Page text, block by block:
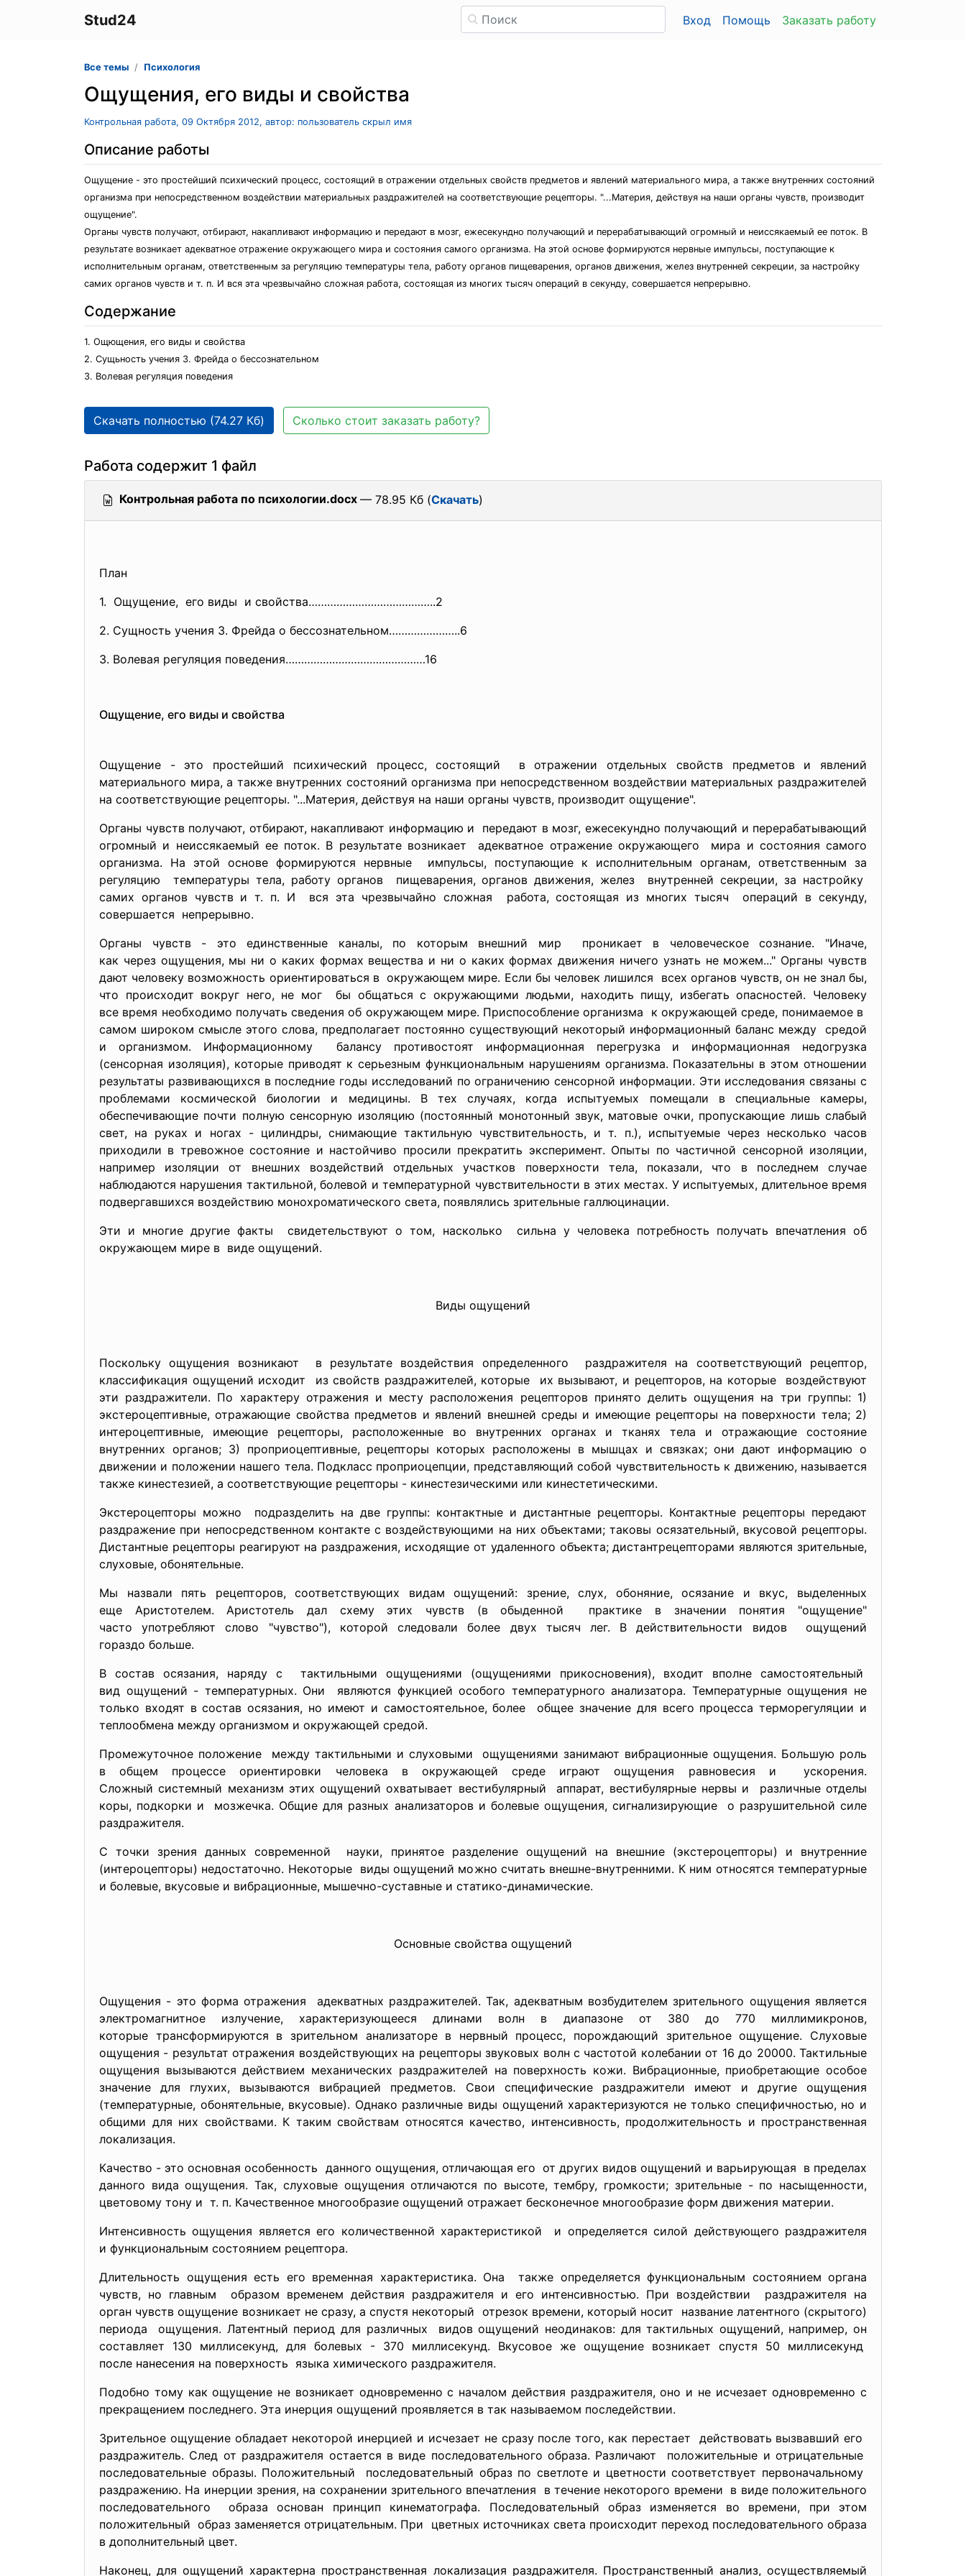
Stud24 Вход Помощь Заказать работу
Все темы Психология
Ощущения, его виды и свойства
Контрольная работа, 09 Октября 2012, автор: пользователь скрыл имя
Описание работы
Ощущение - это простейший психический процесс, состоящий в отражении отдельных свойств предметов и явлений материального мира, а также внутренних состояний
организма при непосредственном воздействии материальных раздражителей на соответствующие рецепторы. "...Материя, действуя на наши органы чувств, производит
ощущение".
Органы чувств получают, отбирают, накапливают информацию и передают в мозг, ежесекундно получающий и перерабатывающий огромный и неиссякаемый ее поток. В
результате возникает адекватное отражение окружающего мира и состояния самого организма. На этой основе формируются нервные импульсы, поступающие к
исполнительным органам, ответственным за регуляцию температуры тела, работу органов пищеварения, органов движения, желез внутренней секреции, за настройку
самих органов чувств и т. п. И вся эта чрезвычайно сложная работа, состоящая из многих тысяч операций в секунду, совершается непрерывно.
Содержание
1. Ощющения, его виды и свойства
2. Сущьность учения З. Фрейда о бессознательном
3. Волевая регуляция поведения
Скачать полностью (74.27 Кб) Сколько стоит заказать работу?
Работа содержит 1 файл
Контрольная работа по психологии.docx — 78.95 Кб (Скачать)
План
1. Ощущение, его виды и свойства…………………………………..2
2. Сущность учения З. Фрейда о бессознательном…………………..6
3. Волевая регуляция поведения………………………………………16
Ощущение, его виды и свойства
Ощущение - это простейший психический процесс, состоящий в отражении отдельных свойств предметов и явлений
материального мира, а также внутренних состояний организма при непосредственном воздействии материальных раздражителей
на соответствующие рецепторы. "...Материя, действуя на наши органы чувств, производит ощущение".
Органы чувств получают, отбирают, накапливают информацию и передают в мозг, ежесекундно получающий и перерабатывающий
огромный и неиссякаемый ее поток. В результате возникает адекватное отражение окружающего мира и состояния самого
организма. На этой основе формируются нервные импульсы, поступающие к исполнительным органам, ответственным за
регуляцию температуры тела, работу органов пищеварения, органов движения, желез внутренней секреции, за настройку
самих органов чувств и т. п. И вся эта чрезвычайно сложная работа, состоящая из многих тысяч операций в секунду,
совершается непрерывно.
Органы чувств - это единственные каналы, по которым внешний мир проникает в человеческое сознание. "Иначе,
как через ощущения, мы ни о каких формах вещества и ни о каких формах движения ничего узнать не можем..." Органы чувств
дают человеку возможность ориентироваться в окружающем мире. Если бы человек лишился всех органов чувств, он не знал бы,
что происходит вокруг него, не мог бы общаться с окружающими людьми, находить пищу, избегать опасностей. Человеку
все время необходимо получать сведения об окружающем мире. Приспособление организма к окружающей среде, понимаемое в
самом широком смысле этого слова, предполагает постоянно существующий некоторый информационный баланс между средой
и организмом. Информационному балансу противостоят информационная перегрузка и информационная недогрузка
(сенсорная изоляция), которые приводят к серьезным функциональным нарушениям организма. Показательны в этом отношении
результаты развивающихся в последние годы исследований по ограничению сенсорной информации. Эти исследования связаны с
проблемами космической биологии и медицины. В тех случаях, когда испытуемых помещали в специальные камеры,
обеспечивающие почти полную сенсорную изоляцию (постоянный монотонный звук, матовые очки, пропускающие лишь слабый
свет, на руках и ногах - цилиндры, снимающие тактильную чувствительность, и т. п.), испытуемые через несколько часов
приходили в тревожное состояние и настойчиво просили прекратить эксперимент. Опыты по частичной сенсорной изоляции,
например изоляции от внешних воздействий отдельных участков поверхности тела, показали, что в последнем случае
наблюдаются нарушения тактильной, болевой и температурной чувствительности в этих местах. У испытуемых, длительное время
подвергавшихся воздействию монохроматического света, появлялись зрительные галлюцинации.
Эти и многие другие факты свидетельствуют о том, насколько сильна у человека потребность получать впечатления об
окружающем мире в виде ощущений.
Виды ощущений
Поскольку ощущения возникают в результате воздействия определенного раздражителя на соответствующий рецептор,
классификация ощущений исходит из свойств раздражителей, которые их вызывают, и рецепторов, на которые воздействуют
эти раздражители. По характеру отражения и месту расположения рецепторов принято делить ощущения на три группы: 1)
экстероцептивные, отражающие свойства предметов и явлений внешней среды и имеющие рецепторы на поверхности тела; 2)
интероцептивные, имеющие рецепторы, расположенные во внутренних органах и тканях тела и отражающие состояние
внутренних органов; 3) проприоцептивные, рецепторы которых расположены в мышцах и связках; они дают информацию о
движении и положении нашего тела. Подкласс проприоцепции, представляющий собой чувствительность к движению, называется
также кинестезией, а соответствующие рецепторы - кинестезическими или кинестетическими.
Экстероцепторы можно подразделить на две группы: контактные и дистантные рецепторы. Контактные рецепторы передают
раздражение при непосредственном контакте с воздействующими на них объектами; таковы осязательный, вкусовой рецепторы.
Дистантные рецепторы реагируют на раздражения, исходящие от удаленного объекта; дистантрецепторами являются зрительные,
слуховые, обонятельные.
Мы назвали пять рецепторов, соответствующих видамощущений: зрение, слух, обоняние, осязание и вкус, выделенных
еще Аристотелем. Аристотель дал схему этих чувств (в обыденной практике в значении понятия "ощущение"
часто употребляют слово "чувство"), которой следовали более двух тысяч лег. В действительности видов ощущений
гораздо больше.
В состав осязания, наряду с тактильными ощущениями (ощущениями прикосновения), входит вполне самостоятельный
вид ощущений - температурных. Они являются функцией особого температурного анализатора. Температурные ощущения не
только входят в состав осязания, но имеют и самостоятельное, более общее значение для всего процесса терморегуляции и
теплообмена между организмом и окружающей средой.
Промежуточное положение между тактильными и слуховыми ощущениями занимают вибрационные ощущения. Большую роль
в общем процессе ориентировки человека в окружающей среде играют ощущения равновесия и ускорения.
Сложный системный механизм этих ощущений охватывает вестибулярный аппарат, вестибулярные нервы и различные отделы
коры, подкорки и мозжечка. Общие для разных анализаторов и болевые ощущения, сигнализирующие о разрушительной силе
раздражителя.
С точки зрения данных современной науки, принятое разделение ощущений на внешние (экстероцепторы) и внутренние
(интероцепторы) недостаточно. Некоторые виды ощущений можно считать внешне-внутренними. К ним относятся температурные
и болевые, вкусовые и вибрационные, мышечно-суставные и статико-динамические.
Основные свойства ощущений
Ощущения - это форма отражения адекватных раздражителей. Так, адекватным возбудителем зрительного ощущения является
электромагнитное излучение, характеризующееся длинами волн в диапазоне от 380 до 770 миллимикронов,
которые трансформируются в зрительном анализаторе в нервный процесс, порождающий зрительное ощущение. Слуховые
ощущения - результат отражения воздействующих на рецепторы звуковых волн с частотой колебании от 16 до 20000. Тактильные
ощущения вызываются действием механических раздражителей на поверхность кожи. Вибрационные, приобретающие особое
значение для глухих, вызываются вибрацией предметов. Свои специфические раздражители имеют и другие ощущения
(температурные, обонятельные, вкусовые). Однако различные виды ощущений характеризуются не только специфичностью, но и
общими для них свойствами. К таким свойствам относятся качество, интенсивность, продолжительность и пространственная
локализация.
Качество - это основная особенность данного ощущения, отличающая его от других видов ощущений и варьирующая в пределах
данного вида ощущения. Так, слуховые ощущения отличаются по высоте, тембру, громкости; зрительные - по насыщенности,
цветовому тону и т. п. Качественное многообразие ощущений отражает бесконечное многообразие форм движения материи.
Интенсивность ощущения является его количественной характеристикой и определяется силой действующего раздражителя
и функциональным состоянием рецептора.
Длительность ощущения есть его временная характеристика. Она также определяется функциональным состоянием органа
чувств, но главным образом временем действия раздражителя и его интенсивностью. При воздействии раздражителя на
орган чувств ощущение возникает не сразу, а спустя некоторый отрезок времени, который носит название латентного (скрытого)
периода ощущения. Латентный период для различных видов ощущений неодинаков: для тактильных ощущений, например, он
составляет 130 миллисекунд, для болевых - 370 миллисекунд. Вкусовое же ощущение возникает спустя 50 миллисекунд
после нанесения на поверхность языка химического раздражителя.
Подобно тому как ощущение не возникает одновременно с началом действия раздражителя, оно и не исчезает одновременно с
прекращением последнего. Эта инерция ощущений проявляется в так называемом последействии.
Зрительное ощущение обладает некоторой инерцией и исчезает не сразу после того, как перестает действовать вызвавший его
раздражитель. След от раздражителя остается в виде последовательного образа. Различают положительные и отрицательные
последовательные образы. Положительный последовательный образ по светлоте и цветности соответствует первоначальному
раздражению. На инерции зрения, на сохранении зрительного впечатления в течение некоторого времени в виде положительного
последовательного образа основан принцип кинематографа. Последовательный образ изменяется во времени, при этом
положительный образ заменяется отрицательным. При цветных источниках света происходит переход последовательного образа
в дополнительный цвет.
Наконец, для ощущений характерна пространственная локализация раздражителя. Пространственный анализ, осуществляемый